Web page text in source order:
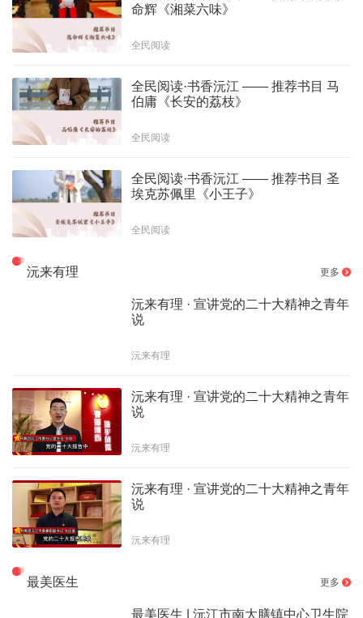
命辉《湘菜六味》
全民阅读
全民阅读·书香沅江 —— 推荐书目 马
伯庸《长安的荔枝》
全民阅读
全民阅读·书香沅江 —— 推荐书目 圣
埃克苏佩里《小王子》
全民阅读
沅来有理 更多
沅来有理 · 宣讲党的二十大精神之青年
说
沅来有理
沅来有理 · 宣讲党的二十大精神之青年
说
沅来有理
沅来有理 · 宣讲党的二十大精神之青年
说
沅来有理
最美医生 更多
最美医生 | 沅江市南大膳镇中心卫生院